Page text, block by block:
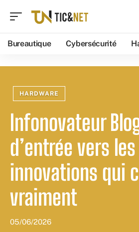
Bureautique Cybersécurité
HARDWARE
Infonovateur
d’entrée vers les
innovations qui
vraiment
05/06/2026